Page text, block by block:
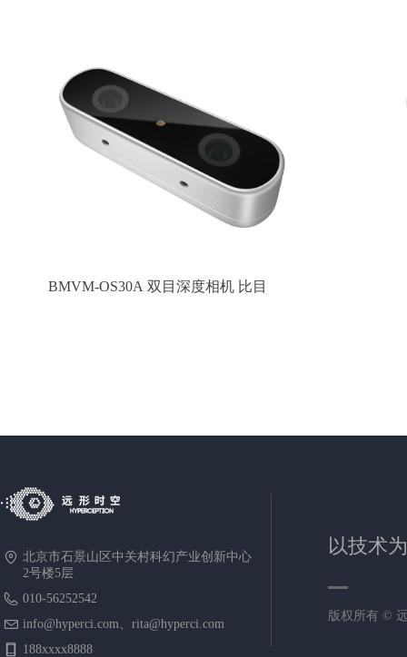
BMVM-OS30A 双目深度相机 比目
北京市石景山区中关村科幻产业创新中心
2号楼5层
010-56252542
info@hyperci.com、rita@hyperci.com
188xxxx8888
以技术
版权所有 ©